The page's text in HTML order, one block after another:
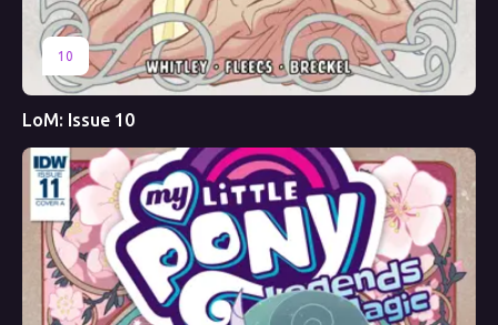
10
LoM: Issue 10